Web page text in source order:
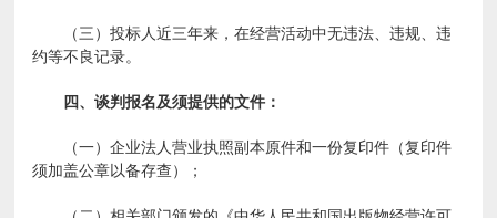
（三）投标人近三年来，在经营活动中无违法、违规、违
约等不良记录。
四、谈判报名及须提供的文件：
（一）企业法人营业执照副本原件和一份复印件（复印件
须加盖公章以备存查）；